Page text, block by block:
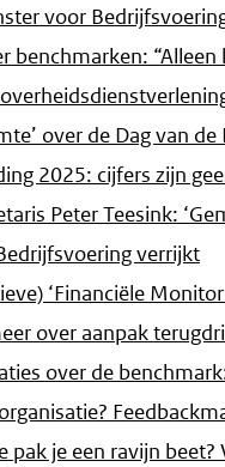
voor
benchmarken:
over de Dag van
2025: cijfers zijn
Peter Teesink:
verrijkt
‘Financiële
over aanpak
over de
pak je een ravijn